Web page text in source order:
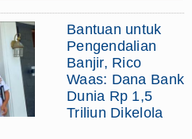
Bantuan untuk
Pengendalian
Banjir, Rico
Waas: Dana Bank
Dunia Rp 1,5
Triliun Dikelola